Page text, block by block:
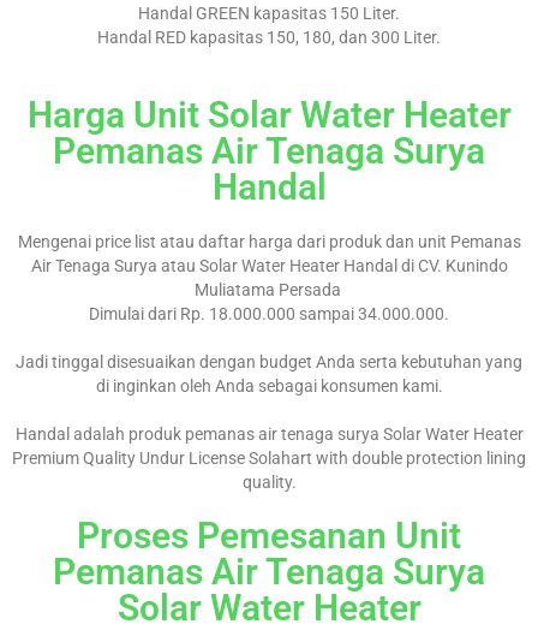
Handal GREEN kapasitas 150 Liter.
Handal RED kapasitas 150, 180, dan 300 Liter.
Harga Unit Solar Water Heater
Pemanas Air Tenaga Surya
Handal
Mengenai price list atau daftar harga dari produk dan unit Pemanas
Air Tenaga Surya atau Solar Water Heater Handal di CV. Kunindo
Muliatama Persada
Dimulai dari Rp. 18.000.000 sampai 34.000.000.
Jadi tinggal disesuaikan dengan budget Anda serta kebutuhan yang
di inginkan oleh Anda sebagai konsumen kami.
Handal adalah produk pemanas air tenaga surya Solar Water Heater
Premium Quality Undur License Solahart with double protection lining
quality.
Proses Pemesanan Unit
Pemanas Air Tenaga Surya
Solar Water Heater